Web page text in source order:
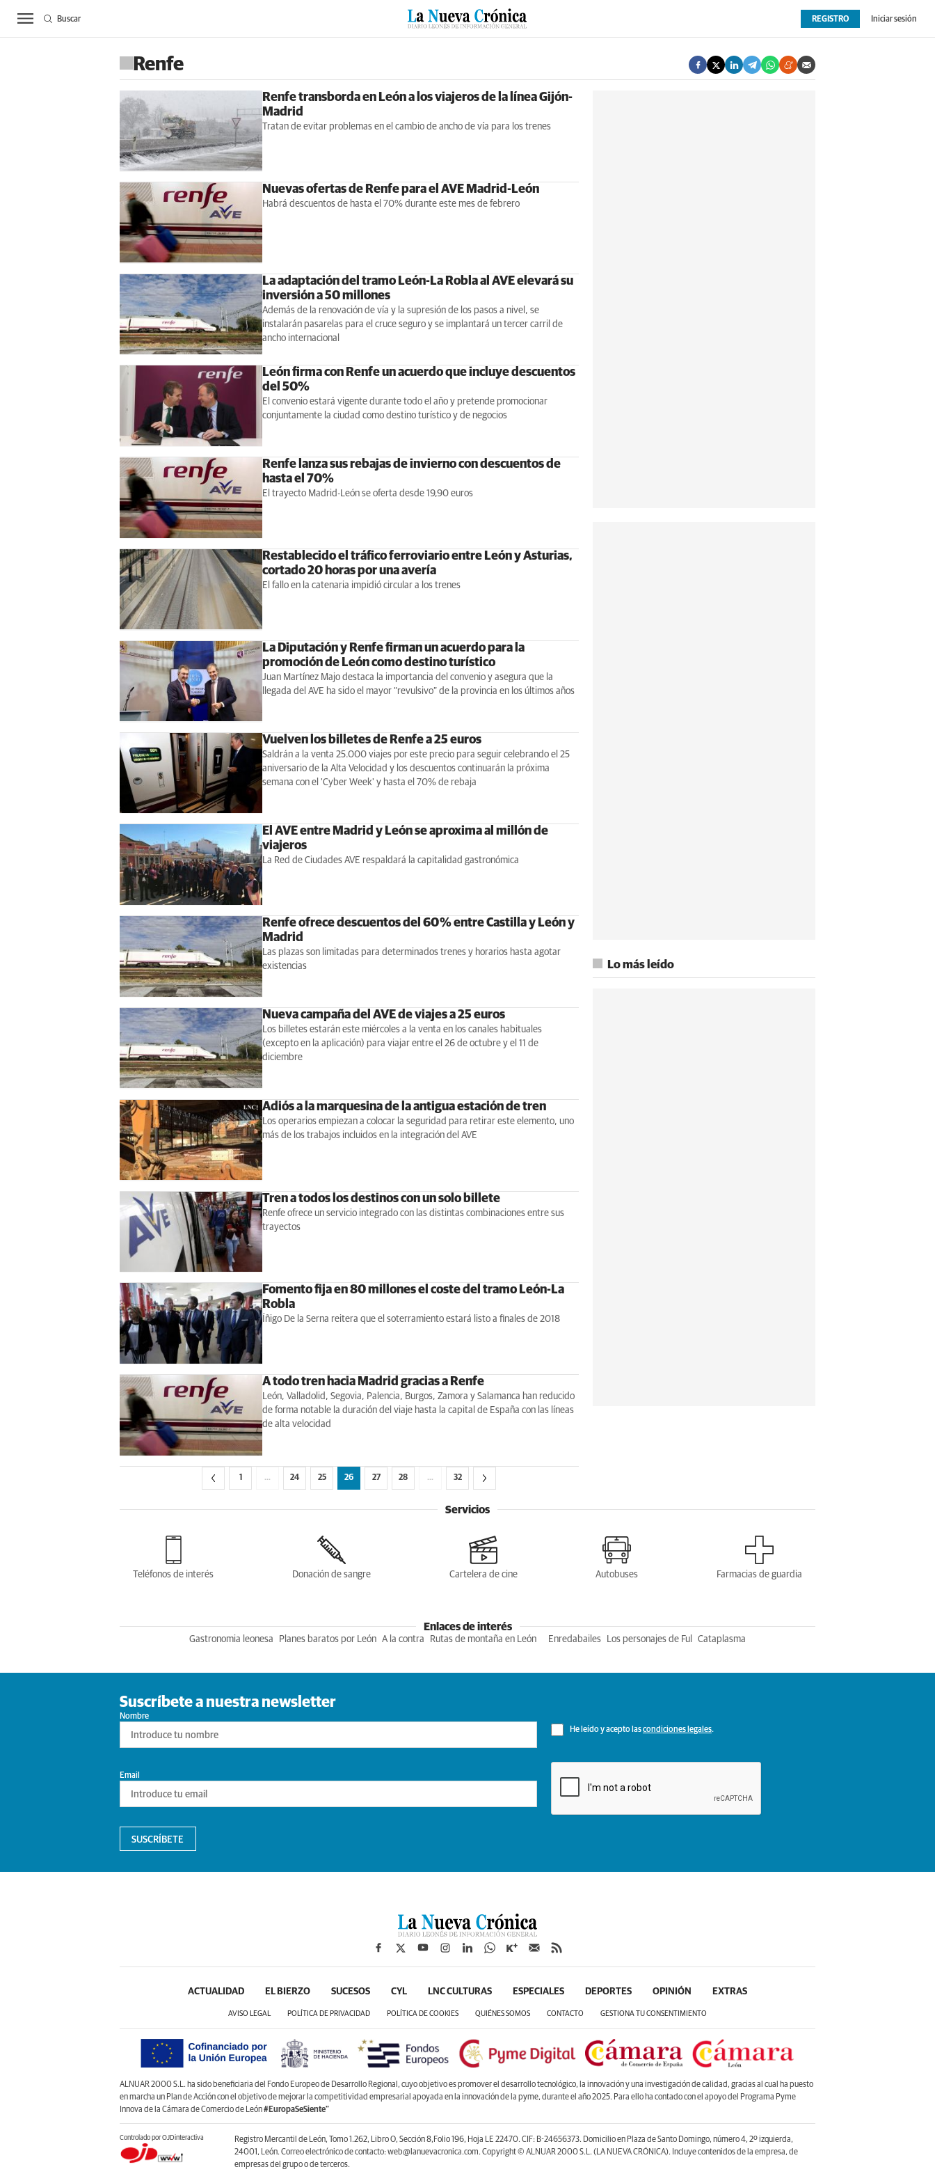
ACTUALIDAD BIERZO SUCESOS CULTURAS ESPECIALES DEPORTES OPINIÓN EXTRAS
REGISTRO Iniciar sesión
Buscar
Renfe
Renfe transborda en León a los viajeros de la línea Gijón-
Madrid
Tratan de evitar problemas en el cambio de ancho de vía para los trenes
Nuevas ofertas de Renfe para el AVE Madrid-León
Habrá descuentos de hasta el 70% durante este mes de febrero
La adaptación del tramo León-La Robla al AVE elevará su
inversión a 50 millones
Además de la renovación de vía y la supresión de los pasos a nivel, se
instalarán pasarelas para el cruce seguro y se implantará un tercer carril de
ancho internacional
León firma con Renfe un acuerdo que incluye descuentos
del 50%
El convenio estará vigente durante todo el año y pretende promocionar
conjuntamente la ciudad como destino turístico y de negocios
Renfe lanza sus rebajas de invierno con descuentos de
hasta el 70%
El trayecto Madrid-León se oferta desde 19,90 euros
Restablecido el tráfico ferroviario entre León y Asturias,
cortado 20 horas por una avería
El fallo en la catenaria impidió circular a los trenes
La Diputación y Renfe firman un acuerdo para la
promoción de León como destino turístico
Juan Martínez Majo destaca la importancia del convenio y asegura que la
llegada del AVE ha sido el mayor “revulsivo” de la provincia en los últimos años
Vuelven los billetes de Renfe a 25 euros
Saldrán a la venta 25.000 viajes por este precio para seguir celebrando el 25
aniversario de la Alta Velocidad y los descuentos continuarán la próxima
semana con el 'Cyber Week' y hasta el 70% de rebaja
El AVE entre Madrid y León se aproxima al millón de
viajeros
La Red de Ciudades AVE respaldará la capitalidad gastronómica
Renfe ofrece descuentos del 60 % entre Castilla y León y
Madrid
Las plazas son limitadas para determinados trenes y horarios hasta agotar
existencias
Nueva campaña del AVE de viajes a 25 euros
Los billetes estarán este miércoles a la venta en los canales habituales
(excepto en la aplicación) para viajar entre el 26 de octubre y el 11 de
diciembre
Adiós a la marquesina de la antigua estación de tren
Los operarios empiezan a colocar la seguridad para retirar este elemento, uno
más de los trabajos incluidos en la integración del AVE
Tren a todos los destinos con un solo billete
Renfe ofrece un servicio integrado con las distintas combinaciones entre sus
trayectos
Fomento fija en 80 millones el coste del tramo León-La
Robla
Íñigo De la Serna reitera que el soterramiento estará listo a finales de 2018
A todo tren hacia Madrid gracias a Renfe
León, Valladolid, Segovia, Palencia, Burgos, Zamora y Salamanca han reducido
de forma notable la duración del viaje hasta la capital de España con las líneas
de alta velocidad
1 … 24 25 26 27 28 … 32
Lo más leído
Servicios
Teléfonos de interés Donación de sangre Cartelera de cine Autobuses Farmacias de guardia
Enlaces de interés
Gastronomia leonesa Planes baratos por León A la contra Rutas de montaña en León Enredabailes Los personajes de Ful Cataplasma
Suscríbete a nuestra newsletter
Nombre
He leído y acepto lascondiciones legales.
Email
SUSCRÍBETE
ACTUALIDAD EL BIERZO SUCESOS CYL LNC CULTURAS ESPECIALES DEPORTES OPINIÓN EXTRAS
AVISO LEGAL POLÍTICA DE PRIVACIDAD POLÍTICA DE COOKIES QUIÉNES SOMOS CONTACTO GESTIONA TU CONSENTIMIENTO
ALNUAR 2000 S.L. ha sido beneficiaria del Fondo Europeo de Desarrollo Regional, cuyo objetivo es promover el desarrollo tecnológico, la innovación y una investigación de calidad, gracias al cual ha puesto
en marcha un Plan de Acción con el objetivo de mejorar la competitividad empresarial apoyada en la innovación de la pyme, durante el año 2025. Para ello ha contado con el apoyo del Programa Pyme
Innova de la Cámara de Comercio de León#EuropaSeSiente”
Controlado por OJDinteractiva
Registro Mercantil de León, Tomo 1.262, Libro O, Sección 8,Folio 196, Hoja LE 22470. CIF: B-24656373. Domicilio en Plaza de Santo Domingo, número 4, 2º izquierda,
24001, León. Correo electrónico de contacto: web@lanuevacronica.com. Copyright © ALNUAR 2000 S.L. (LA NUEVA CRÓNICA). Incluye contenidos de la empresa, de
empresas del grupo o de terceros.